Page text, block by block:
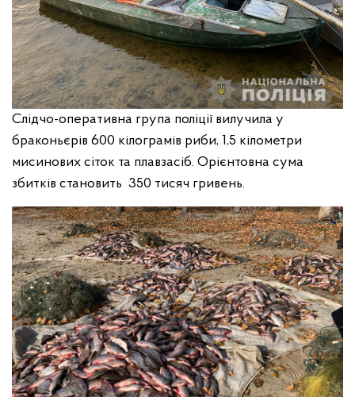
Слідчо-оперативна група поліції вилучила у
браконьєрів 600 кілограмів риби, 1,5 кілометри
мисинових сіток та плавзасіб. Орієнтовна сума
збитків становить 350 тисяч гривень.